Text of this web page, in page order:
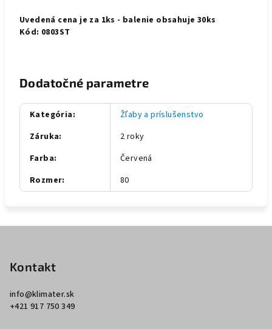
Uvedená cena je za 1ks - balenie obsahuje 30ks
Kód: 0803ST
Dodatočné parametre
Kategória:
Žľaby a príslušenstvo
Záruka:
2 roky
Farba:
Červená
Rozmer: 80
Kontakt
info@klimater.sk
+421 917 750 349